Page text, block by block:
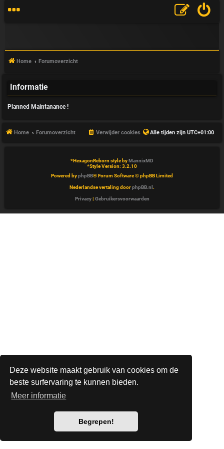
Deze website maakt gebruik van cookies om de
beste surfervaring te kunnen bieden.
Meer informatie
Begrepen!
V
A
Home Forumoverzicht
Informatie
Planned Maintanance !
Home Forumoverzicht Alle tijden zijn UTC+01:00
Verwijder cookies
*HexagonReborn style byMannixMD
*Style Version: 3.2.10
Powered byphpBB® Forum Software © phpBB Limited
Nederlandse vertaling doorphpBB.nl .
Privacy| Gebruikersvoorwaarden